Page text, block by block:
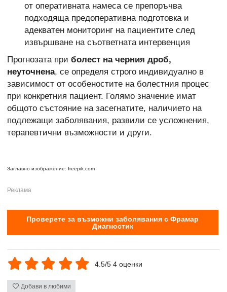
от оперативната намеса се препоръчва
подходяща предоперативна подготовка и
адекватен мониторинг на пациентите след
извършване на съответната интервенция
Прогнозата при болест на черния дроб,
неуточнена, се определя строго индивидуално в
зависимост от особеностите на болестния процес
при конкретния пациент. Голямо значение имат
общото състояние на засегнатите, наличието на
подлежащи заболявания, развили се усложнения,
терапевтични възможности и други.
Заглавно изображение: freepik.com
Проверете за възможни заболявания с Фрамар
Диагностик
4.5/5 4 оценки
Добави в любими